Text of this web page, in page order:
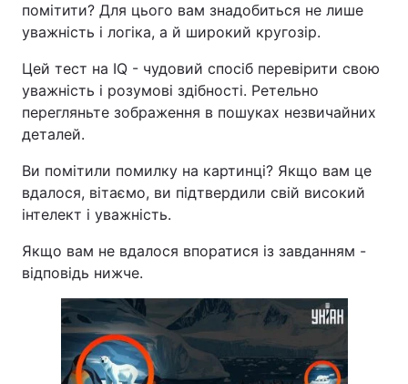
помітити? Для цього вам знадобиться не лише
уважність і логіка, а й широкий кругозір.
Цей тест на IQ - чудовий спосіб перевірити свою
уважність і розумові здібності. Ретельно
перегляньте зображення в пошуках незвичайних
деталей.
Ви помітили помилку на картинці? Якщо вам це
вдалося, вітаємо, ви підтвердили свій високий
інтелект і уважність.
Якщо вам не вдалося впоратися із завданням -
відповідь нижче.